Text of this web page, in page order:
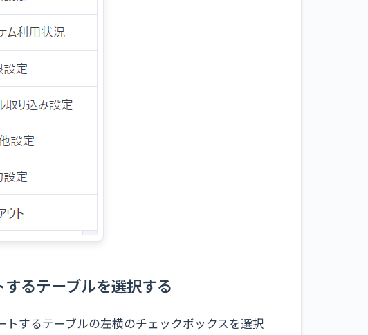
るテーブルを選択する
するテーブルの左横のチェックボックスを選択